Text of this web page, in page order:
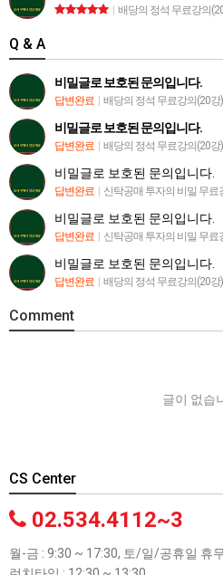
배당의 정석 무료강의
Q & A
비밀글로 보호된 문의입니다.
답변완료 배당의 정석 무료강의(20강)
비밀글로 보호된 문의입니다.
답변완료 배당의 정석 무료강의(20강)
비밀글로 보호된 문의입니다.
답변완료 신탁공매 투자의 비밀 무료
비밀글로 보호된 문의입니다.
답변완료 신탁공매 투자의 비밀 무료
비밀글로 보호된 문의입니다.
답변완료 배당의 정석 무료강의(20강)
Comment
글이 없습
CS Center
02.534.4112~3
월-금 : 9:30 ~ 17:30, 토/일/공휴일 휴